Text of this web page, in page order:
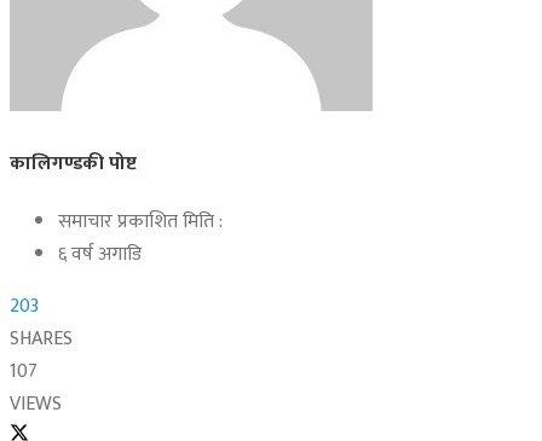
कालिगण्डकी पोष्ट
समाचार प्रकाशित मिति :
६ वर्ष अगाडि
203
SHARES
107
VIEWS